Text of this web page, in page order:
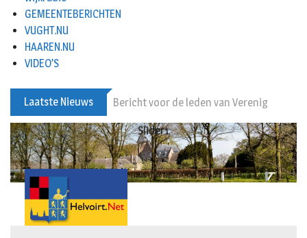
GEMEENTEBERICHTEN
VUGHT.NU
HAAREN.NU
VIDEO’S
Laatste Nieuws Bericht voor de leden van Vereniging 55+
slider2